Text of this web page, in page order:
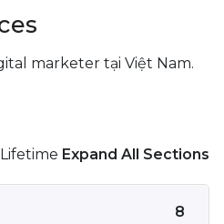
marketer tại Việt Nam.
Lifetime Expand All Sections
8